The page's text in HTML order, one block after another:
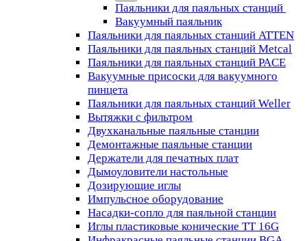
Паяльники для паяльных станций
Вакуумный паяльник
Паяльники для паяльных станций ATTEN
Паяльники для паяльных станций Metcal
Паяльники для паяльных станций PACE
Вакуумные присоски для вакуумного
пинцета
Паяльники для паяльных станций Weller
Вытяжки с фильтром
Двухканальные паяльные станции
Демонтажные паяльные станции
Держатели для печатных плат
Дымоуловители настольные
Дозирующие иглы
Импульсное оборудование
Насадки-сопло для паяльной станции
Иглы пластиковые конические TT 16G